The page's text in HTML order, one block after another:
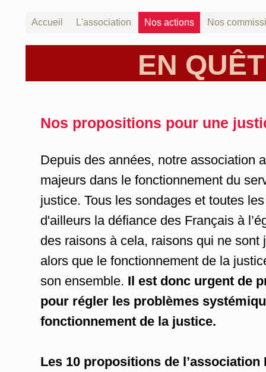
Accueil L'association Nos actions Nos
EN
Nos propositions pour une
Depuis des années, notre association
majeurs dans le fonctionnement du
justice. Tous les sondages et toutes
d'ailleurs la défiance des Français à
des raisons à cela, raisons qui ne sont
alors que le fonctionnement de la
son ensemble. Il est donc urgent de
pour régler les problèmes
fonctionnement de la justice.
Les 10 propositions de l’association